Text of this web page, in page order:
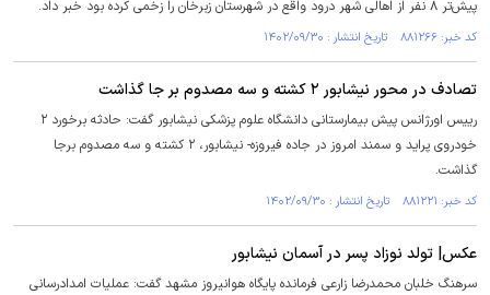
پیش‌تر ۸ نفر از اهالی شهر درود واقع در شهرستان زبرخان را زخمی کرده بود خبر داد.
کد خبر: ۸۸۱۲۶۶ تاریخ انتشار : ۱۴۰۲/۰۹/۳۰
تصادف در محور نیشابور ۲ کشته و سه مصدوم بر جا گذاشت
رییس اورژانس پیش بیمارستانی دانشگاه علوم پزشکی نیشابور گفت: حادثه برخورد ۲
خودروی پراید و سمند امروز در جاده فیروزه- نیشابور، ۲ کشته و سه مصدوم برجا
گذاشت.
کد خبر: ۸۸۱۲۲۱ تاریخ انتشار : ۱۴۰۲/۰۹/۳۰
عکس| تولد نوزاد پسر در آسمان نیشابور
سرهنگ خلبان محمدرضا زارعی فرمانده پایگاه هوانیروز مشهد گفت: عملیات امدادرسانی